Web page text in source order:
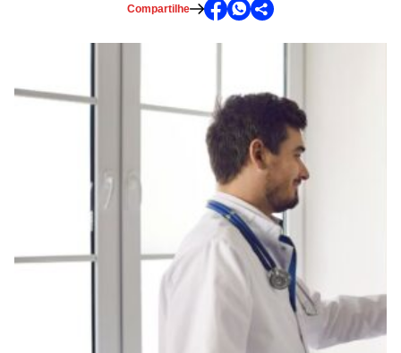
Compartilhe